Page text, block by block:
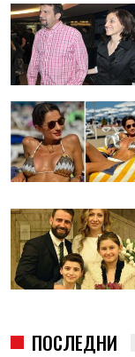
ПОСЛЕДНИ